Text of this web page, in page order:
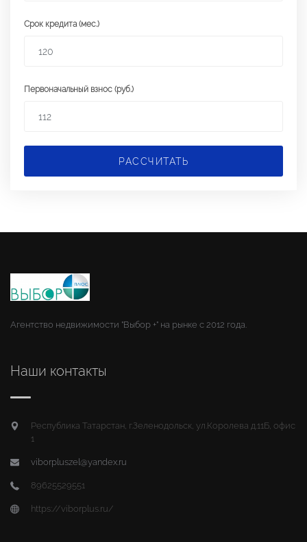
Срок кредита (мес.)
Первоначальный взнос (руб.)
РАССЧИТАТЬ
Агентство недвижимости "Выбор +" на рынке с 2012 года.
Наши контакты
Республика Татарстан, г.Зеленодольск, ул.Королева д.11Б, офис
1
viborpluszel@yandex.ru
89625529551
https://viborplus.ru/